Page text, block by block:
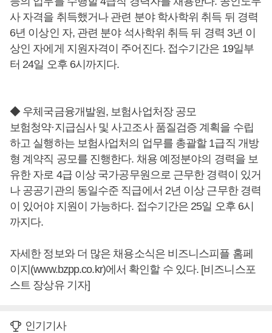
사 자격을 취득했거나 관련 분야 학사학위 취득 뒤 경력
6년 이상인 자, 관련 분야 석사학위 취득 뒤 경력 3년 이
상인 자에게 지원자격이 주어진다. 접수기간은 19일부
터 24일 오후 6시까지다.
◆ 우체국금융개발원, 보험사업처장 공모
보험청약·지급심사 및 사고조사 품질검증 계획을 수립
하고 실행하는 보험사업처의 업무를 총괄할 1급직 개방
형 계약직 공모를 진행한다. 채용 예정분야의 경력을 보
유한 자로 4급 이상 국가공무원으로 근무한 경력이 있거
나 공공기관의 동일수준 직급에서 2년 이상 근무한 경력
이 있어야 지원이 가능하다. 접수기간은 25일 오후 6시
까지다.
자세한 정보와 더 많은 채용소식은 비즈니스피플 홈페
이지(www.bzpp.co.kr)에서 확인할 수 있다. [비즈니스포
스트 장상유 기자]
인기기사